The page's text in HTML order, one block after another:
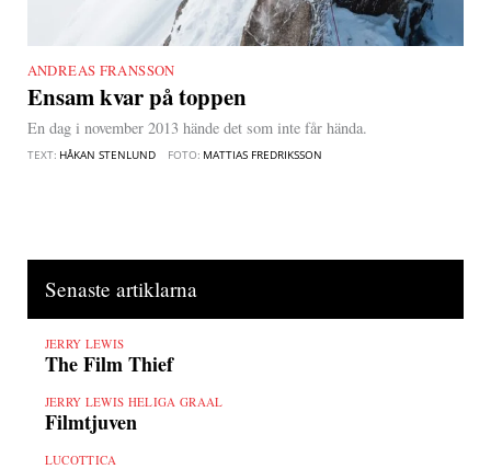
ANDREAS FRANSSON
Ensam kvar på toppen
En dag i november 2013 hände det som inte får hända.
TEXT: HÅKAN STENLUND FOTO: MATTIAS FREDRIKSSON
Senaste artiklarna
JERRY LEWIS
The Film Thief
JERRY LEWIS HELIGA GRAAL
Filmtjuven
LUCOTTICA